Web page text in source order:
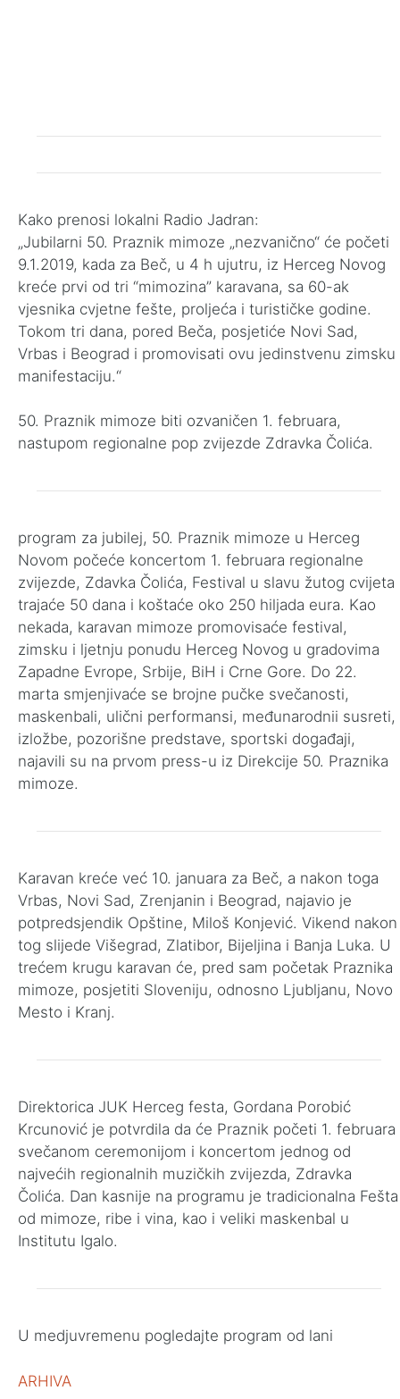
Kako prenosi lokalni Radio Jadran:
„Jubilarni 50. Praznik mimoze „nezvanično“ će početi
9.1.2019, kada za Beč, u 4 h ujutru, iz Herceg Novog
kreće prvi od tri “mimozina” karavana, sa 60-ak
vjesnika cvjetne fešte, proljeća i turističke godine.
Tokom tri dana, pored Beča, posjetiće Novi Sad,
Vrbas i Beograd i promovisati ovu jedinstvenu zimsku
manifestaciju.“
50. Praznik mimoze biti ozvaničen 1. februara,
nastupom regionalne pop zvijezde Zdravka Čolića.
program za jubilej, 50. Praznik mimoze u Herceg
Novom počeće koncertom 1. februara regionalne
zvijezde, Zdavka Čolića, Festival u slavu žutog cvijeta
trajaće 50 dana i koštaće oko 250 hiljada eura. Kao
nekada, karavan mimoze promovisaće festival,
zimsku i ljetnju ponudu Herceg Novog u gradovima
Zapadne Evrope, Srbije, BiH i Crne Gore. Do 22.
marta smjenjivaće se brojne pučke svečanosti,
maskenbali, ulični performansi, međunarodnii susreti,
izložbe, pozorišne predstave, sportski događaji,
najavili su na prvom press-u iz Direkcije 50. Praznika
mimoze.
Karavan kreće već 10. januara za Beč, a nakon toga
Vrbas, Novi Sad, Zrenjanin i Beograd, najavio je
potpredsjendik Opštine, Miloš Konjević. Vikend nakon
tog slijede Višegrad, Zlatibor, Bijeljina i Banja Luka. U
trećem krugu karavan će, pred sam početak Praznika
mimoze, posjetiti Sloveniju, odnosno Ljubljanu, Novo
Mesto i Kranj.
Direktorica JUK Herceg festa, Gordana Porobić
Krcunović je potvrdila da će Praznik početi 1. februara
svečanom ceremonijom i koncertom jednog od
najvećih regionalnih muzičkih zvijezda, Zdravka
Čolića. Dan kasnije na programu je tradicionalna Fešta
od mimoze, ribe i vina, kao i veliki maskenbal u
Institutu Igalo.
U medjuvremenu pogledajte program od lani
ARHIVA